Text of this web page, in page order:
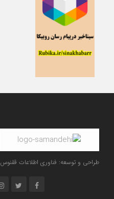
طراحی و توسعه: فناوری اطلاعات ققنوس